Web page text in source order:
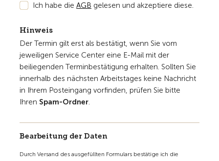
Ich habe die AGB gelesen und akzeptiere diese.
Hinweis
Der Termin gilt erst als bestätigt, wenn Sie vom
jeweiligen Service Center eine E-Mail mit der
beiliegenden Terminbestätigung erhalten. Sollten Sie
innerhalb des nächsten Arbeitstages keine Nachricht
in Ihrem Posteingang vorfinden, prüfen Sie bitte
Ihren Spam-Ordner.
Bearbeitung der Daten
Durch Versand des ausgefüllten Formulars bestätige ich die